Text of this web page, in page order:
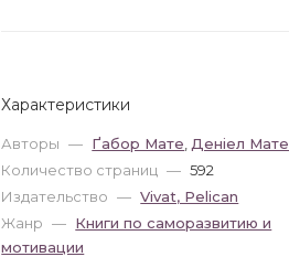
Характеристики
Авторы — Ґабор Мате Деніел Мате
Количество страниц — 592
Издательство — Vivat, Pelican
Жанр — Книги по саморазвитию и
мотивации